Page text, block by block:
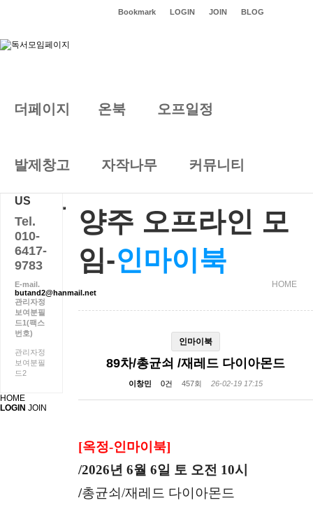
BLOG
JOIN
LOGIN
Bookmark
더페이지 온북 오프일정
발제창고 자작나무 커뮤니티
양주 오프라인 모임
양주 오프라인 모
임-인마이북
HOME
인마이북
89차/총균쇠 /재레드 다이아몬드
이창민 0건 457회 26-02-19 17:15
[옥정-인마이북]
/2026년 6월 6일 토 오전 10시
/총균쇠/재레드 다이아몬드
US
Tel.
010-
6417-
9783
E-mail.
butand2@hanmail.net
관리자정
보여분필
드1(팩스
번호)
관리자정
보여분필
드2
HOME
LOGIN JOIN